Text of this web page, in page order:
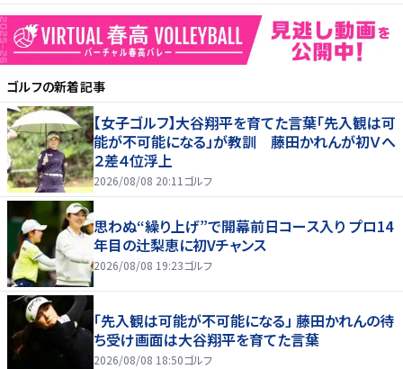
ゴルフの新着記事
【女子ゴルフ】大谷翔平を育てた言葉「先入観は可
能が不可能になる」が教訓 藤田かれんが初Ｖへ
２差４位浮上
2026/08/08 20:11 ゴルフ
思わぬ“繰り上げ”で開幕前日コース入り プロ14
年目の辻梨恵に初Vチャンス
2026/08/08 19:23ゴルフ
「先入観は可能が不可能になる」 藤田かれんの待
ち受け画面は大谷翔平を育てた言葉
2026/08/08 18:50ゴルフ